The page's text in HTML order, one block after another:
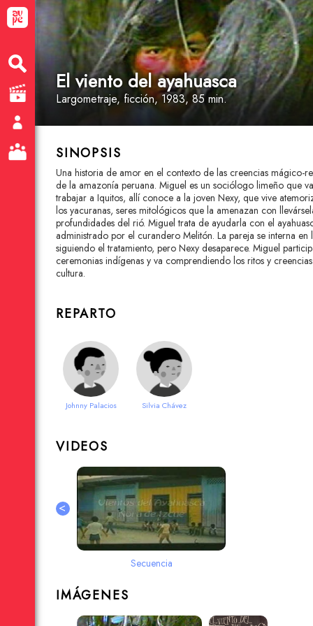
El viento del ayahuasca
Largometraje, ficción, 1983, 85 min.
SINOPSIS
Una historia de amor en el contexto de las creencias mágico-
de la amazonía peruana. Miguel es un sociólogo limeño que
trabajar a Iquitos, allí conoce a la joven Nexy, que vive
los yacuranas, seres mitológicos que la amenazan con
profundidades del rió. Miguel trata de ayudarla con el
administrado por el curandero Melitón. La pareja se interna en
siguiendo el tratamiento, pero Nexy desaparece. Miguel
ceremonias indígenas y va comprendiendo los ritos y
cultura.
REPARTO
Johnny Palacios Silvia Chávez
VIDEOS
<
Secuencia
IMÁGENES